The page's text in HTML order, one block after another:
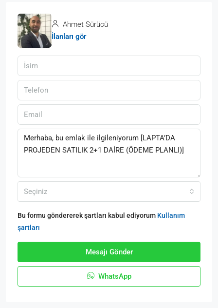
Ahmet Sürücü
İlanları gör
Seçiniz
Bu formu göndererek şartları kabul ediyorum Kullanım
şartları
Mesajı Gönder
WhatsApp